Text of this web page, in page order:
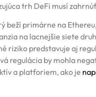
trh DeFi musí
beží primárne na
na lacnejšie siete
riziko predstavuje aj
regulácia by mohla
a platforiem, ako je